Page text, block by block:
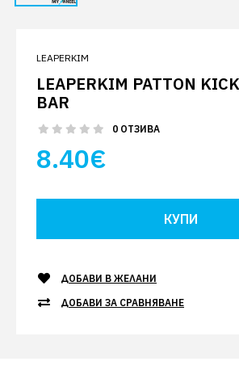
LEAPERKIM
LEAPERKIM PATTON
BAR
0 ОТЗИВА
8.40€
ДОБАВИ В ЖЕЛАНИ
ДОБАВИ ЗА СРАВНЯВАНЕ